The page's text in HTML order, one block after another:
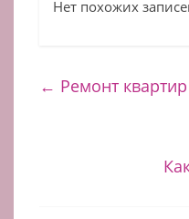
Нет похожих
← Ремонт